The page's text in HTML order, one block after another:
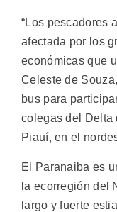
“Los pescadores
afectada por los
económicas que
Celeste de
bus para
colegas del Delta
Piauí, en el
El Paranaiba es
la ecorregión del
largo y fuerte